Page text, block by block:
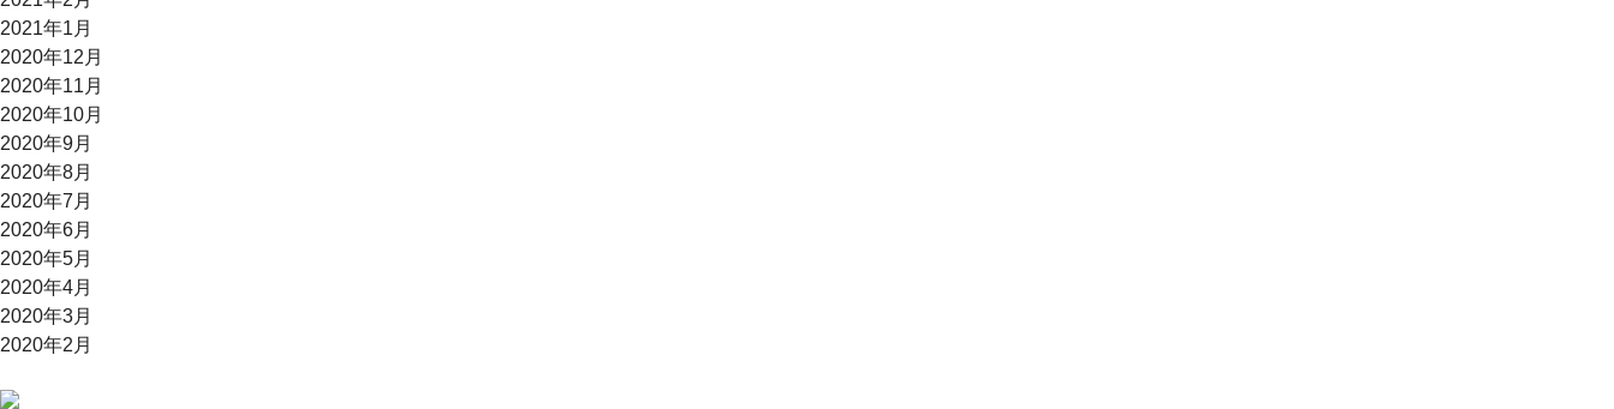
2021年1月
2020年12月
2020年11月
2020年10月
2020年9月
2020年8月
2020年7月
2020年6月
2020年5月
2020年4月
2020年3月
2020年2月